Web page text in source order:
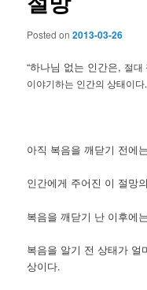
Posted on2013-03-26
“하나님 없는 인간은, 절대
이야기하는 인간의 상태이다.
아직 복음을 깨닫기 전에
인간에게 주어진 이 절망
복음을 깨닫기 난 이후에
복음을 알기 전 상태가 얼
상이다.